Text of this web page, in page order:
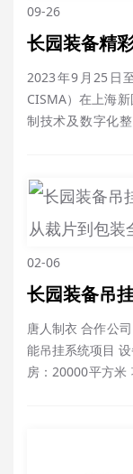
09-26
2023年9月25日
CISMA）在上海
制技术及数字化
长园装备制造有
能铺布机、智能
02-06
唐人制衣 合作公
能吊挂系统项目
房：20000平方米 项目日